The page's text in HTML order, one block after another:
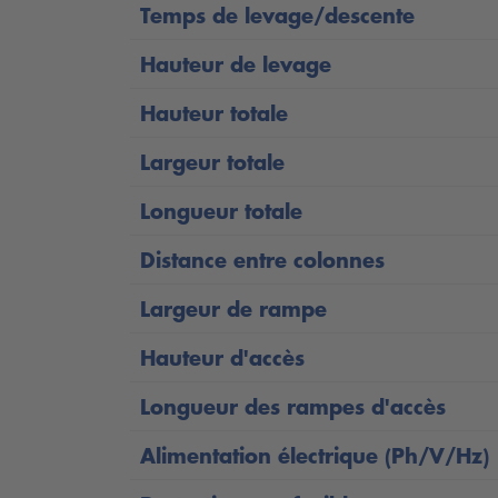
Hauteur de levage de 2000 mm
Chemins de roulements parfaitement
Espacement flexible entre les rails de
Développé et fabriqué en Allemagne
Tous les ponts élévateurs hydrauliques
longévité de votre pont élévateur. Le
Temps de levage/descente
Hauteur de levage
Hauteur totale
Largeur totale
Longueur totale
Distance entre colonnes
Largeur de rampe
Hauteur d'accès
Longueur des rampes d'accès
Alimentation électrique (Ph/V/Hz)